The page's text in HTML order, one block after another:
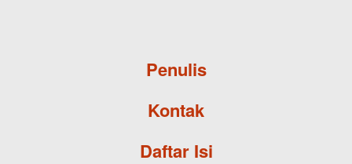
Penulis
Kontak
Daftar Isi